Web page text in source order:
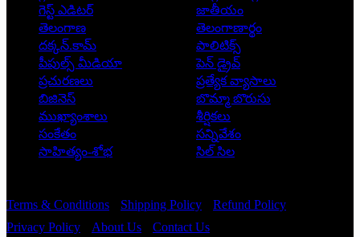
గెస్ట్ ఎడిటర్
జాతీయం
తెలంగాణ
తెలంగాణార్థం
దక్కన్.కామ్
పాలిటిక్స్
పీపుల్స్ ‌మీడియా
పెన్ డ్రైవ్
ప్రచురణలు
ప్రత్యేక వ్యాసాలు
బిజినెస్
బొమ్మా బొరుసు
ముఖ్యాంశాలు
శీర్షికలు
సంకేతం
సన్నివేశం
సాహిత్యం-శోభ
సిల్ సిల
Terms & Conditions Shipping Policy
Refund Policy
Privacy Policy
About Us Contact Us